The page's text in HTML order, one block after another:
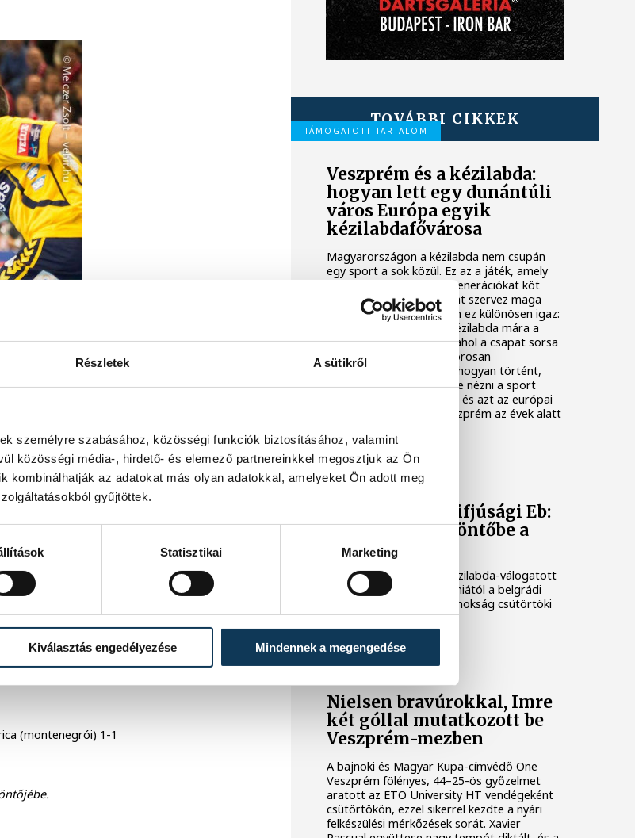
Részletek A sütikről
személyre szabásához, közösségi funkciók biztosításához, valamint
közösségi média-, hirdető- és elemező partnereinkkel megosztjuk az Ön
kombinálhatják az adatokat más olyan adatokkal, amelyeket Ön adott meg
gyűjtöttek.
Statisztikai Marketing
Kiválasztás engedélyezése Mindennek a megengedése
a Pick Szeged a
és a svéd
a kvartettben
kettő jut tovább az
ugyanakkor -
a csoportjában.
kilencgólos előnnyel
találattal bizonyult
(montenegrói) 1-1
TOVÁBBI CIKKEK
TÁMOGATOTT TARTALOM
Veszprém és a kézilabda:
hogyan lett egy dunántúli
város Európa egyik
kézilabdafővárosa
Magyarországon a kézilabda nem csupán
egy sport a sok közül. Ez az a játék, amely
telt arénákat tölt meg, generációkat köt
össze, és egész városokat szervez maga
köré. Veszprém esetében ez különösen igaz:
a dunántúli városban a kézilabda mára a
helyi identitás alapköve, ahol a csapat sorsa
és a közösség érzése szorosan
összefonódott. Hogy ez hogyan történt,
ahhoz érdemes egyszerre nézni a sport
magyarországi gyökereit és azt az európai
kontextust, amelybe Veszprém az évek alatt
KÉZILABDA
Férfi kézilabda ifjúsági Eb:
nem jutott elődöntőbe a
magyar csapat
A magyar férfi ifjúsági kézilabda-válogatott
32-27-re kikapott Szlovéniától a belgrádi
korosztályos Európa-bajnokság csütörtöki
negyeddöntőjében.
Nielsen bravúrokkal, Imre
két góllal mutatkozott be
Veszprém-mezben
A bajnoki és Magyar Kupa-címvédő One
Veszprém fölényes, 44–25-ös győzelmet
aratott az ETO University HT vendégeként
csütörtökön, ezzel sikerrel kezdte a nyári
felkészülési mérkőzések sorát. Xavier